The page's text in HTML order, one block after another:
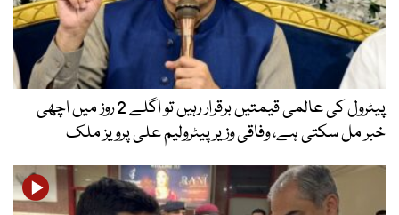
پیٹرول کی عالمی قیمتیں برقرار رہیں تو اگلے 2 روز میں اچھی
خبر مل سکتی ہے، وفاقی وزیر پیٹرولیم علی پرویز ملک